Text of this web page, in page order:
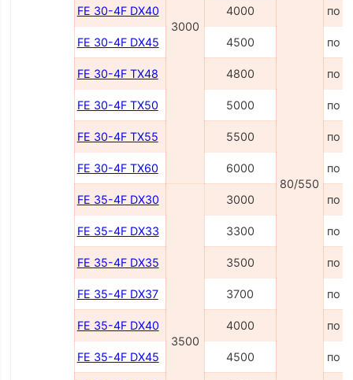
3000
80/550
FE 30-4F DX40 4000 по
FE 30-4F DX45 4500 по
FE 30-4F TX48 4800 по
FE 30-4F TX50 5000 по
FE 30-4F TX55 5500 по
FE 30-4F TX60 6000 по
FE 35-4F DX30
3500
3000 по
FE 35-4F DX33 3300 по
FE 35-4F DX35 3500 по
FE 35-4F DX37 3700 по
FE 35-4F DX40 4000 по
FE 35-4F DX45 4500 по